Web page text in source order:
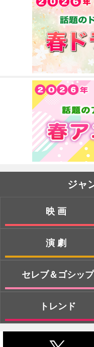
ジャ
映画
演劇
セレブ＆ゴシップ
トレンド